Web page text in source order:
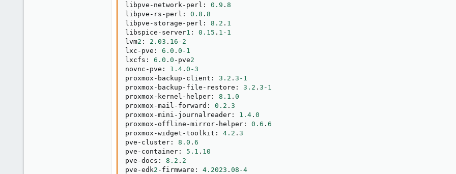
libpve-network-perl : 0.9 . 8
libpve-rs-perl : 0.8 . 8
libpve-storage-perl : 8.2 . 1
libspice-server1 : 0.15 . 1 -1
lvm2 : 2.03 . 16 -2
lxc-pve : 6.0 . 0 -1
lxcfs : 6.0 . 0 -pve2
novnc-pve : 1.4 . 0 -3
proxmox-backup-client : 3.2 . 3 -1
proxmox-backup-file-restore : 3.2 . 3 -1
proxmox-kernel-helper : 8.1 . 0
proxmox-mail-forward : 0.2 . 3
proxmox-mini-journalreader : 1.4 . 0
proxmox-offline-mirror-helper : 0.6 . 6
proxmox-widget-toolkit : 4.2 . 3
pve-cluster : 8.0 . 6
pve-container : 5.1 . 10
pve-docs : 8.2 . 2
pve-edk2 -firmware : 4.2023 . 08 -4